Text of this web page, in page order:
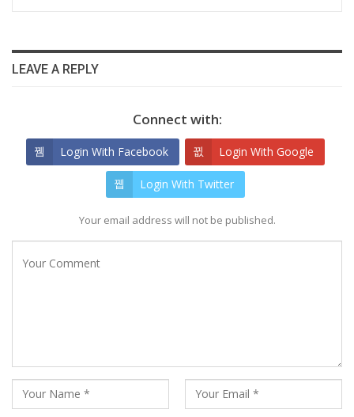
LEAVE A REPLY
Connect with:
Login With Facebook Login With Google
Login With Twitter
Your email address will not be published.